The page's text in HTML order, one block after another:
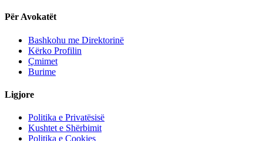
Për Avokatët
Bashkohu me Direktorinë
Kërko Profilin
Çmimet
Burime
Ligjore
Politika e Privatësisë
Kushtet e Shërbimit
Politika e Cookies